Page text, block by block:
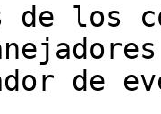
de los
de